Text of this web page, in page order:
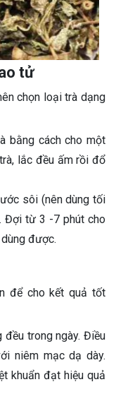
tử
chọn loại trà dạng
bằng cách cho một
lắc đều ấm rồi đổ
sôi (nên dùng tối
Đợi từ 3 -7 phút cho
được.
để cho kết quả tốt
đều trong ngày. Điều
niêm mạc dạ dày.
khuẩn đạt hiệu quả